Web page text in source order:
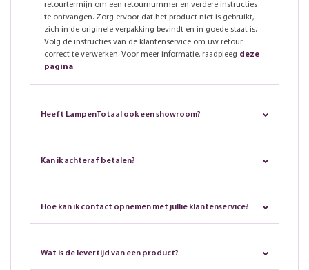
retourtermijn om een retournummer en verdere instructies
te ontvangen. Zorg ervoor dat het product niet is gebruikt,
zich in de originele verpakking bevindt en in goede staat is.
Volg de instructies van de klantenservice om uw retour
correct te verwerken. Voor meer informatie, raadpleeg deze
pagina.
Heeft LampenTotaal ook een showroom?
Kan ik achteraf betalen?
Hoe kan ik contact opnemen met jullie klantenservice?
Wat is de levertijd van een product?